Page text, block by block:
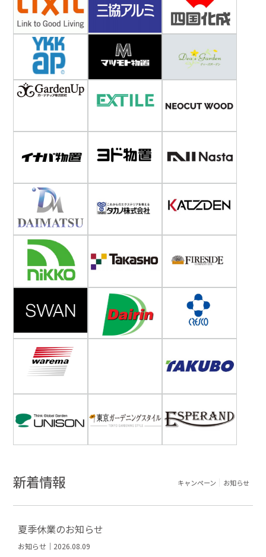
新着情報 キャンペーン お知らせ
夏季休業のお知らせ
お知らせ｜2026.08.09